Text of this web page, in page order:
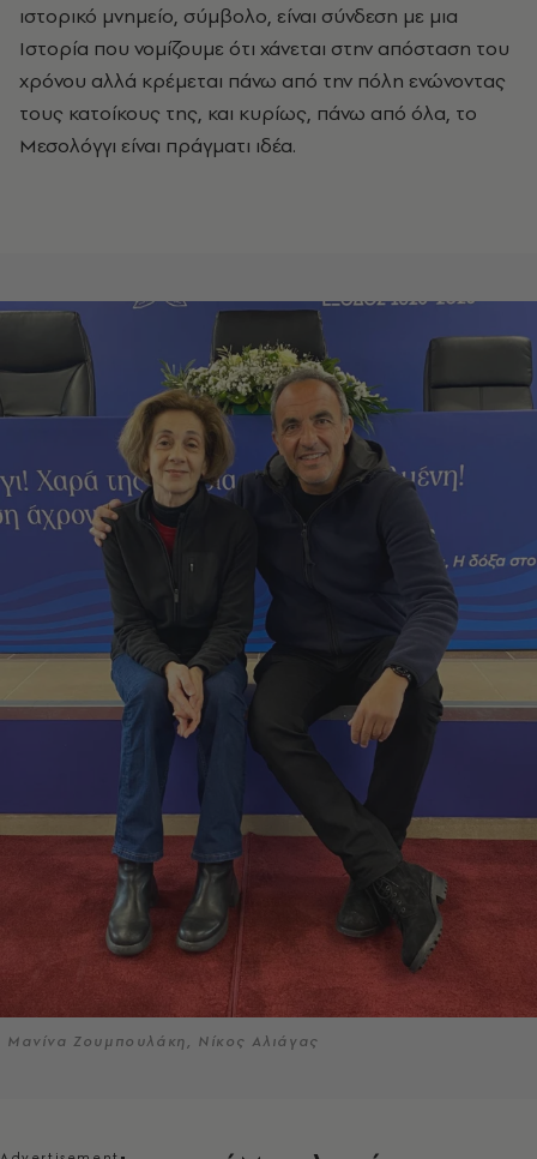
ιστορικό μνημείο, σύμβολο, είναι σύνδεση με μια
Ιστορία που νομίζουμε ότι χάνεται στην απόσταση του
χρόνου αλλά κρέμεται πάνω από την πόλη ενώνοντας
τους κατοίκους της, και κυρίως, πάνω από όλα, το
Μεσολόγγι είναι πράγματι ιδέα.
Μανίνα Ζουμπουλάκη, Νίκος Αλιάγας